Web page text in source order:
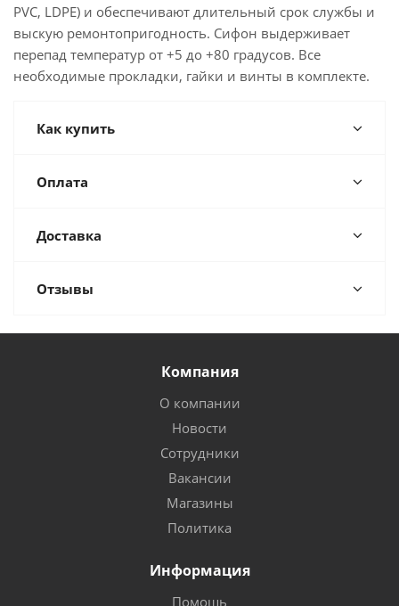
PVC, LDPE) и обеспечивают длительный срок службы и
выскую ремонтопригодность. Сифон выдерживает
перепад температур от +5 до +80 градусов. Все
необходимые прокладки, гайки и винты в комплекте.
Как купить
Оплата
Доставка
Отзывы
Компания
О компании
Новости
Сотрудники
Вакансии
Магазины
Политика
Информация
Помощь